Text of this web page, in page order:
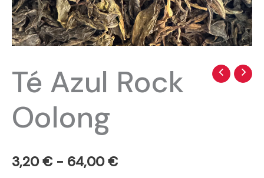
Té Azul Rock
Oolong
3,20€ - 64,00€
Rango
Té
Azul
Rock
Oolong